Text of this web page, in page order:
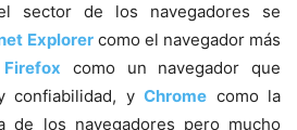
sector de los navegadores se
Explorercomo el navegador más
Firefox como un navegador que
confiabilidad, yChrome como la
de los navegadores pero mucho